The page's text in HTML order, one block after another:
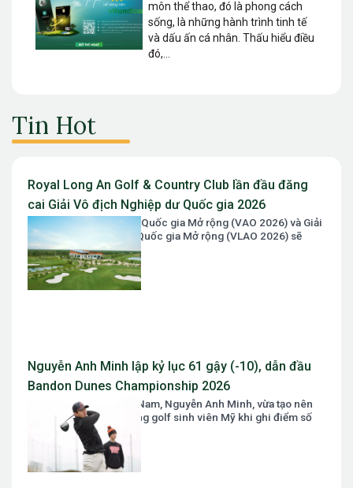
môn thể thao, đó là phong cách
sống, là những hành trình tinh tế
và dấu ấn cá nhân. Thấu hiểu điều
đó,...
Tin Hot
Royal Long An Golf & Country Club lần đầu đăng
cai Giải Vô địch Nghiệp dư Quốc gia 2026
Giải Vô địch Nghiệp dư Quốc gia Mở rộng (VAO 2026) và Giải
Vô địch Nữ Nghiệp dư Quốc gia Mở rộng (VLAO 2026) sẽ
chính thức diễn ra...
Nguyễn Anh Minh lập kỷ lục 61 gậy (-10), dẫn đầu
Bandon Dunes Championship 2026
Tài năng golf số 1 Việt Nam, Nguyễn Anh Minh, vừa tạo nên
một cơn địa chấn tại làng golf sinh viên Mỹ khi ghi điểm số
61 gậy...